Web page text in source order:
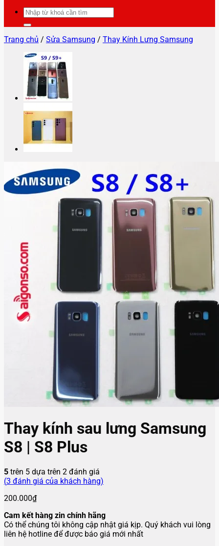
Tìm
kiếm:
Trang chủ / Sửa Samsung / Thay Kính Lưng Samsung
Thay kính sau lưng Samsung
S8 | S8 Plus
5 trên 5 dựa trên 2 đánh giá
(3 đánh giá của khách hàng)
200.000₫
Cam kết hàng zin chính hãng
Có thể chúng tôi không cập nhật giá kịp. Quý khách vui lòng
liên hệ hotline để được báo giá mới nhất